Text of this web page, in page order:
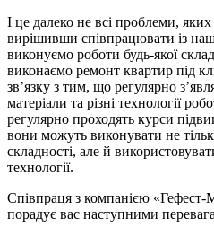
І це далеко не всі проблеми,
вирішивши співпрацювати із
виконуємо роботи будь-якої
виконаємо ремонт квартир під
зв’язку з тим, що регулярно
матеріали та різні технології
регулярно проходять курси
вони можуть виконувати не
складності, але й
технології.
Співпраця з компанією «Гефест-
порадує вас наступними